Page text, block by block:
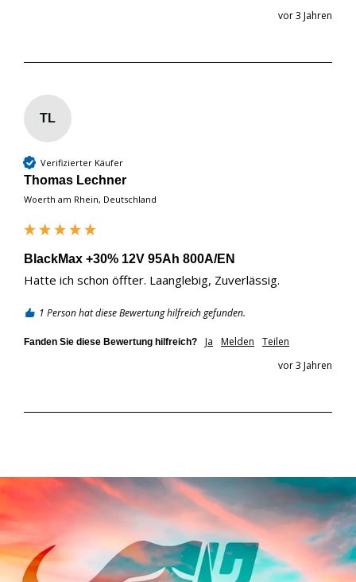
vor 3 Jahren
TL
Verifizierter Käufer
Thomas Lechner
Woerth am Rhein, Deutschland
BlackMax +30% 12V 95Ah 800A/EN
Hatte ich schon öffter. Laanglebig, Zuverlässig.
1 Person hat diese Bewertung hilfreich gefunden.
Fanden Sie diese Bewertung hilfreich? Ja Melden
Teilen
vor 3 Jahren